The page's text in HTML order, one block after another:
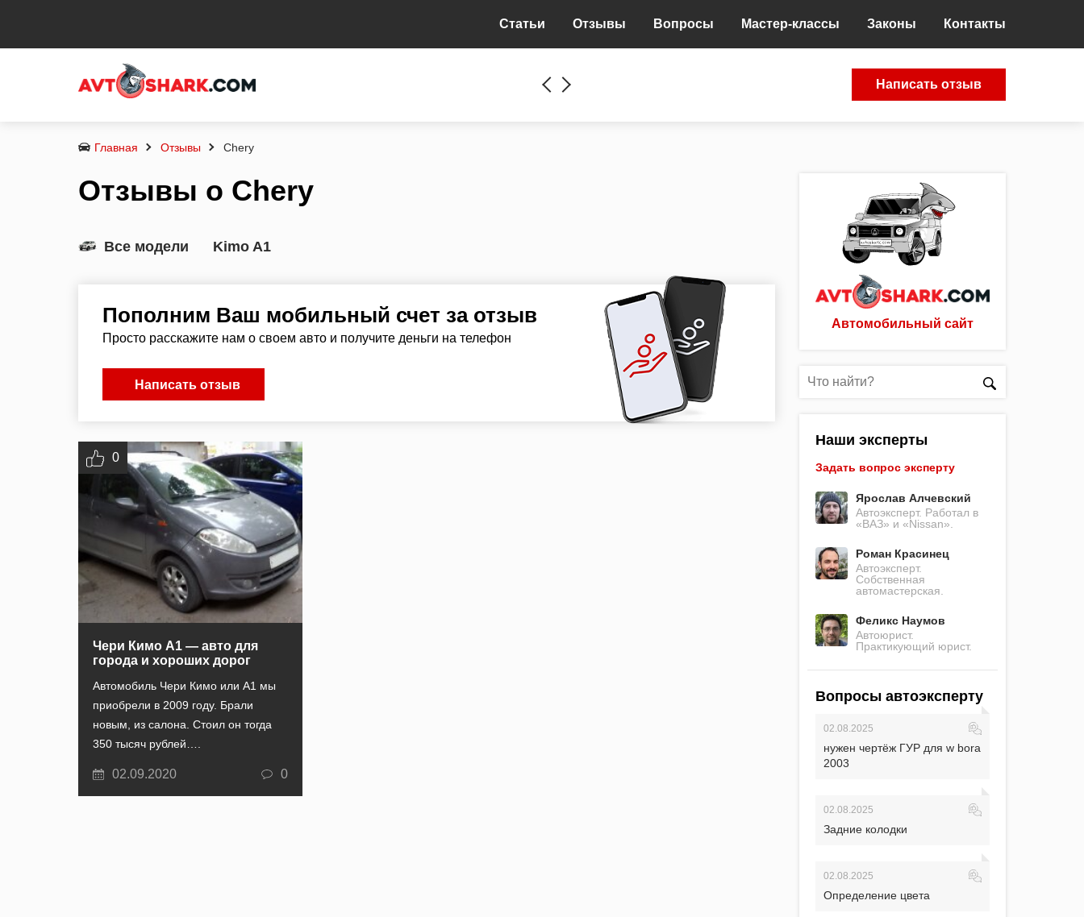
Статьи Отзывы Вопросы Мастер-классы Законы Контакты
Написать отзыв
Главная Отзывы Chery
Отзывы о Chery
Все модели Kimo A1
Пополним Ваш мобильный счет за отзыв
Просто расскажите нам о своем авто и получите деньги на телефон
Написать отзыв
0
Чери Кимо А1 — авто для
города и хороших дорог
Автомобиль Чери Кимо или А1 мы
приобрели в 2009 году. Брали
новым, из салона. Стоил он тогда
350 тысяч рублей….
02.09.2020 0
Автомобильный сайт
Наши эксперты
Задать вопрос эксперту
Ярослав Алчевский
Автоэксперт. Работал в
«ВАЗ» и «Nissan».
Роман Красинец
Автоэксперт.
Собственная
автомастерская.
Феликс Наумов
Автоюрист.
Практикующий юрист.
Вопросы автоэксперту
02.08.2025
нужен чертёж ГУР для w bora
2003
02.08.2025
Задние колодки
02.08.2025
Определение цвета